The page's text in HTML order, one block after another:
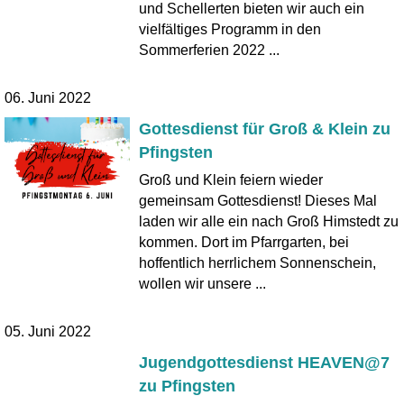
und Schellerten bieten wir auch ein
vielfältiges Programm in den
Sommerferien 2022 ...
06. Juni 2022
Gottesdienst für Groß & Klein zu
Pfingsten
Groß und Klein feiern wieder
gemeinsam Gottesdienst! Dieses Mal
laden wir alle ein nach Groß Himstedt zu
kommen. Dort im Pfarrgarten, bei
hoffentlich herrlichem Sonnenschein,
wollen wir unsere ...
05. Juni 2022
Jugendgottesdienst HEAVEN@7
zu Pfingsten